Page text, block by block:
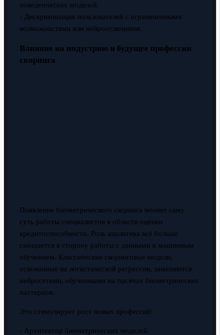
поведенческих моделей.
- Дискриминация пользователей с ограниченными
возможностями или нейроотличиями.
Влияние на индустрию и будущее профессии
скоринга
Появление биометрического скоринга меняет саму
суть работы специалистов в области оценки
кредитоспособности. Роль аналитика всё больше
смещается в сторону работы с данными и машинным
обучением. Классические скоринговые модели,
основанные на логистической регрессии, заменяются
нейросетями, обученными на тысячах биометрических
паттернов.
Это стимулирует рост новых профессий:
- Архитектор биометрических моделей.